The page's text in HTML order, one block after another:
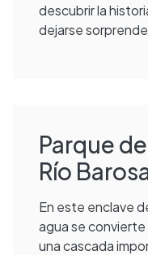
descubrir la
dejarse
Parque
Río
En este enclave
agua se
una cascada